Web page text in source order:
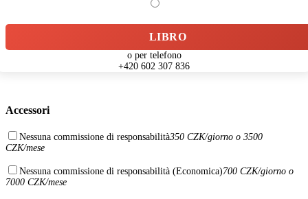
LIBRO
o per telefono
+420 602 307 836
Accessori
Nessuna commissione di responsabilità350 CZK/giorno o 3500
CZK/mese
Nessuna commissione di responsabilità (Economica)700 CZK/giorno o
7000 CZK/mese